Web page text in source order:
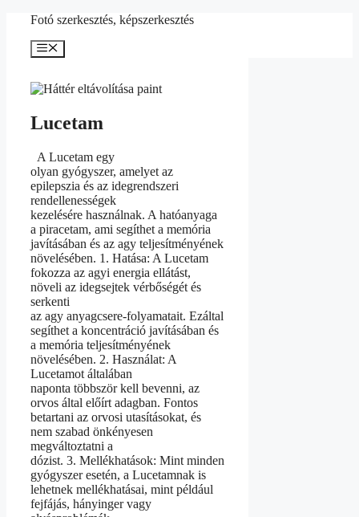
Kilépés
tartalomba
Fotó szerkesztés, képszerkesztés
Menü
Lucetam
A Lucetam egy
olyan gyógyszer, amelyet az
epilepszia és az idegrendszeri
rendellenességek
kezelésére használnak. A hatóanyaga
a piracetam, ami segíthet a memória
javításában és az agy teljesítményének
növelésében. 1. Hatása: A Lucetam
fokozza az agyi energia ellátást,
növeli az idegsejtek vérbőségét és
serkenti
az agy anyagcsere-folyamatait. Ezáltal
segíthet a koncentráció javításában és
a memória teljesítményének
növelésében. 2. Használat: A
Lucetamot általában
naponta többször kell bevenni, az
orvos által előírt adagban. Fontos
betartani az orvosi utasításokat, és
nem szabad önkényesen
megváltoztatni a
dózist. 3. Mellékhatások: Mint minden
gyógyszer esetén, a Lucetamnak is
lehetnek mellékhatásai, mint például
fejfájás, hányinger vagy